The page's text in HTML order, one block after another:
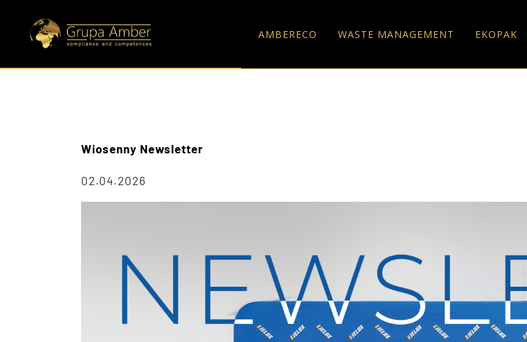
AMBERECO WASTE MANAGEMENT EKOPAK
Wiosenny Newsletter
02.04.2026